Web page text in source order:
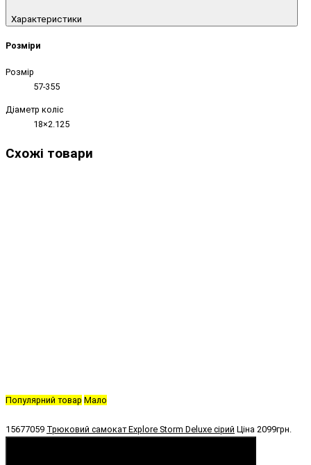
Характеристики
Розміри
Розмір
57-355
Діаметр коліс
18×2.125
Схожі товари
Популярний товар Мало
15677059 Трюковий самокат Explore Storm Deluxe сірий Ціна 2099грн.